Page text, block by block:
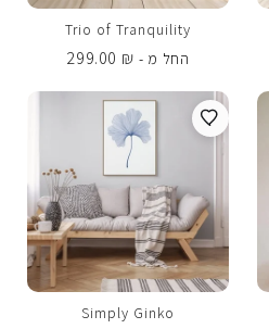
Trio of Tranquility
החל מ -
299.00 ₪
Simply Ginko